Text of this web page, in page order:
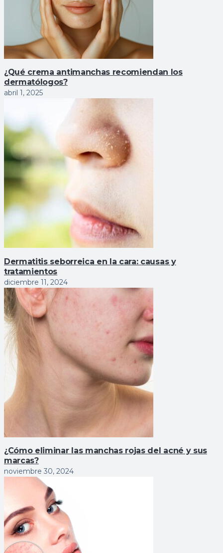
¿Qué crema antimanchas recomiendan los
dermatólogos?
abril 1, 2025
Dermatitis seborreica en la cara: causas y
tratamientos
diciembre 11, 2024
¿Cómo eliminar las manchas rojas del acné y sus
marcas?
noviembre 30, 2024